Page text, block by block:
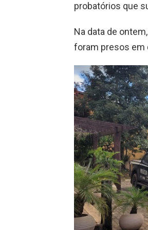
probatórios que
Na data de
foram presos em